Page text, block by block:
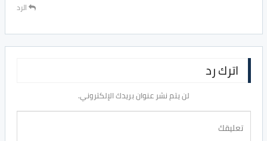
الرد
اترك رد
لن يتم نشر عنوان بريدك الإلكتروني.